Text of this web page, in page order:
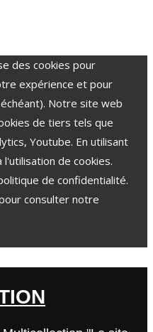
des cookies pour
expérience et pour
Notre site web
de tiers tels que
Youtube. En utilisant
de cookies.
de confidentialité.
consulter notre